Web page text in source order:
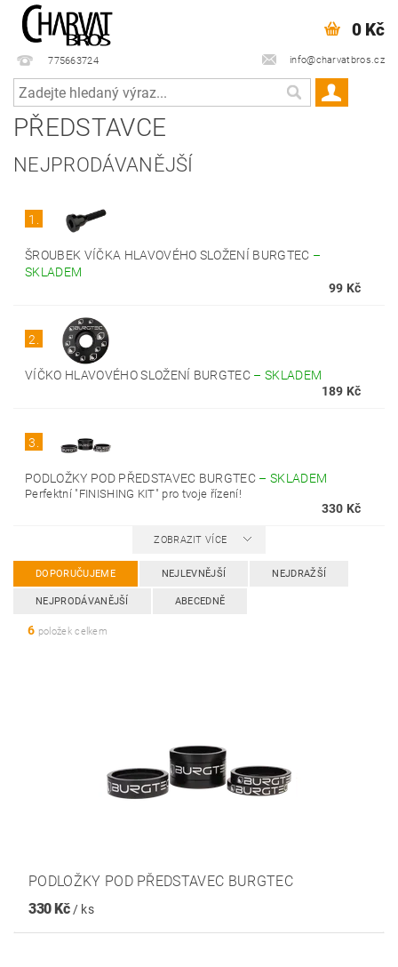
775663724 info@charvatbros.cz
0 Kč
PŘEDSTAVCE
NEJPRODÁVANĚJŠÍ
1.
ŠROUBEK VÍČKA HLAVOVÉHO SLOŽENÍ BURGTEC –
SKLADEM
99 Kč
2.
VÍČKO HLAVOVÉHO SLOŽENÍ BURGTEC –SKLADEM
189 Kč
3.
PODLOŽKY POD PŘEDSTAVEC BURGTEC –SKLADEM
Perfektní "FINISHING KIT" pro tvoje řízení!
330 Kč
ZOBRAZIT VÍCE
DOPORUČUJEME NEJLEVNĚJŠÍ NEJDRAŽŠÍ
NEJPRODÁVANĚJŠÍ ABECEDNĚ
6 položek celkem
PODLOŽKY POD PŘEDSTAVEC BURGTEC
330 Kč / ks